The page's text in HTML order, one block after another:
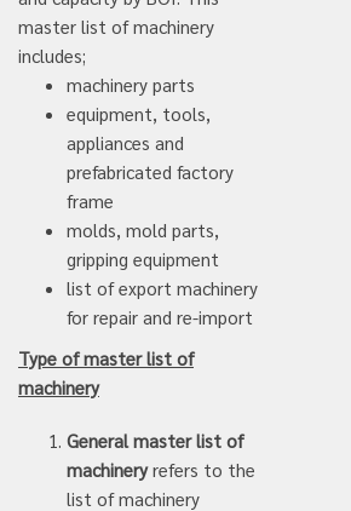
master list of machinery
includes;
machinery parts
equipment, tools,
appliances and
prefabricated factory
frame
molds, mold parts,
gripping equipment
list of export machinery
for repair and re-import
Type of master list of
machinery
General master list of
machineryrefers to the
list of machinery